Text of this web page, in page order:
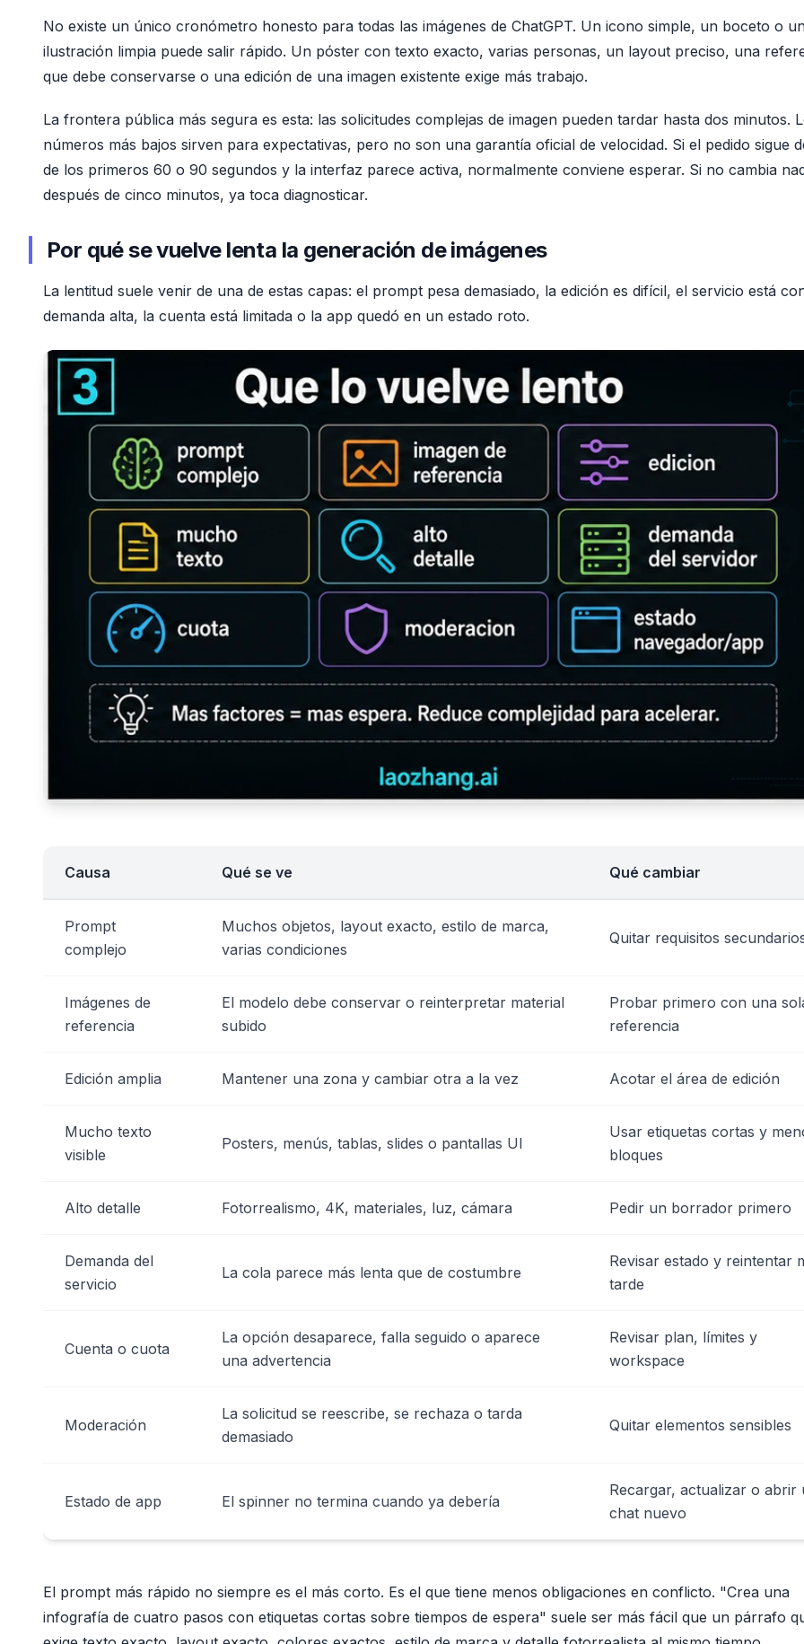
No existe un único cronómetro honesto para todas las imágenes de ChatGPT. Un icono simple, un boceto o
ilustración limpia puede salir rápido. Un póster con texto exacto, varias personas, un layout preciso, una
que debe conservarse o una edición de una imagen existente exige más trabajo.
La frontera pública más segura es esta: las solicitudes complejas de imagen pueden tardar hasta dos minutos.
números más bajos sirven para expectativas, pero no son una garantía oficial de velocidad. Si el pedido sigue
de los primeros 60 o 90 segundos y la interfaz parece activa, normalmente conviene esperar. Si no cambia
después de cinco minutos, ya toca diagnosticar.
Por qué se vuelve lenta la generación de imágenes
La lentitud suele venir de una de estas capas: el prompt pesa demasiado, la edición es difícil, el servicio está
demanda alta, la cuenta está limitada o la app quedó en un estado roto.
Causa Qué se ve Qué cambiar
Prompt
complejo
Muchos objetos, layout exacto, estilo de marca,
varias condiciones
Quitar requisitos
Imágenes de
referencia
El modelo debe conservar o reinterpretar material
subido
Probar primero con una
referencia
Edición amplia Mantener una zona y cambiar otra a la vez Acotar el área de edición
Mucho texto
visible
Posters, menús, tablas, slides o pantallas UI
Usar etiquetas cortas y
bloques
Alto detalle Fotorrealismo, 4K, materiales, luz, cámara Pedir un borrador primero
Demanda del
servicio
La cola parece más lenta que de costumbre
Revisar estado y reintentar
tarde
Cuenta o cuota
La opción desaparece, falla seguido o aparece
una advertencia
Revisar plan, límites y
workspace
Moderación
La solicitud se reescribe, se rechaza o tarda
demasiado
Quitar elementos sensibles
Estado de app El spinner no termina cuando ya debería
Recargar, actualizar o abrir
chat nuevo
El prompt más rápido no siempre es el más corto. Es el que tiene menos obligaciones en conflicto. "Crea una
infografía de cuatro pasos con etiquetas cortas sobre tiempos de espera" suele ser más fácil que un párrafo